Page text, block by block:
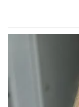
Ã
P
O